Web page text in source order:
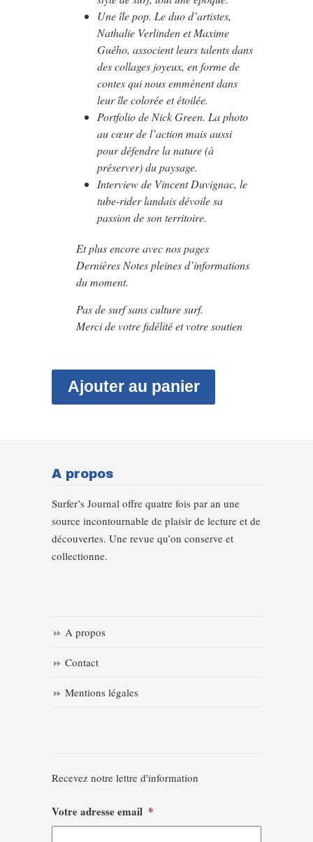
Une île pop. Le duo d’artistes,
Nathalie Verlinden et Maxime
Guého, associent leurs talents dans
des collages joyeux, en forme de
contes qui nous emmènent dans
leur île colorée et étoilée.
Portfolio de Nick Green. La photo
au cœur de l’action mais aussi
pour défendre la nature (à
préserver) du paysage.
Interview de Vincent Duvignac, le
tube-rider landais dévoile sa
passion de son territoire.
Et plus encore avec nos pages
Dernières Notes pleines d’informations
du moment.
Pas de surf sans culture surf.
Merci de votre fidélité et votre soutien
Ajouter au panier
A propos
Surfer’s Journal offre quatre fois par an une
source incontournable de plaisir de lecture et de
découvertes. Une revue qu’on conserve et
collectionne.
A propos
Contact
Mentions légales
Recevez notre lettre d'information
Votre adresse email *